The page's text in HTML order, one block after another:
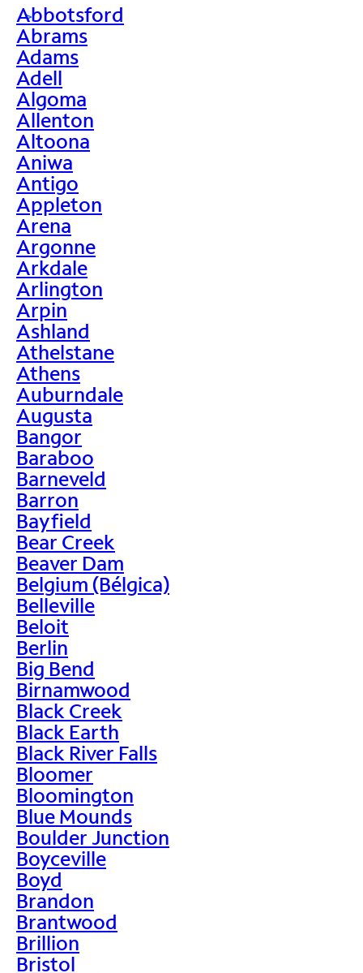
>
Abbotsford
Abrams
Adams
Adell
Algoma
Allenton
Altoona
Aniwa
Antigo
Appleton
Arena
Argonne
Arkdale
Arlington
Arpin
Ashland
Athelstane
Athens
Auburndale
Augusta
Bangor
Baraboo
Barneveld
Barron
Bayfield
Bear Creek
Beaver Dam
Belgium (Bélgica)
Belleville
Beloit
Berlin
Big Bend
Birnamwood
Black Creek
Black Earth
Black River Falls
Bloomer
Bloomington
Blue Mounds
Boulder Junction
Boyceville
Boyd
Brandon
Brantwood
Brillion
Bristol